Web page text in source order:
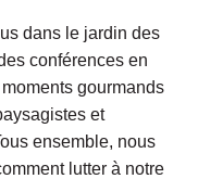
dans le jardin des
conférences en
gourmands
et
ensemble, nous
lutter à notre